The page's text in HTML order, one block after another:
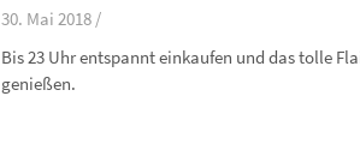
30. Mai 2018 /
Bis 23 Uhr entspannt einkaufen und das tolle
genießen.